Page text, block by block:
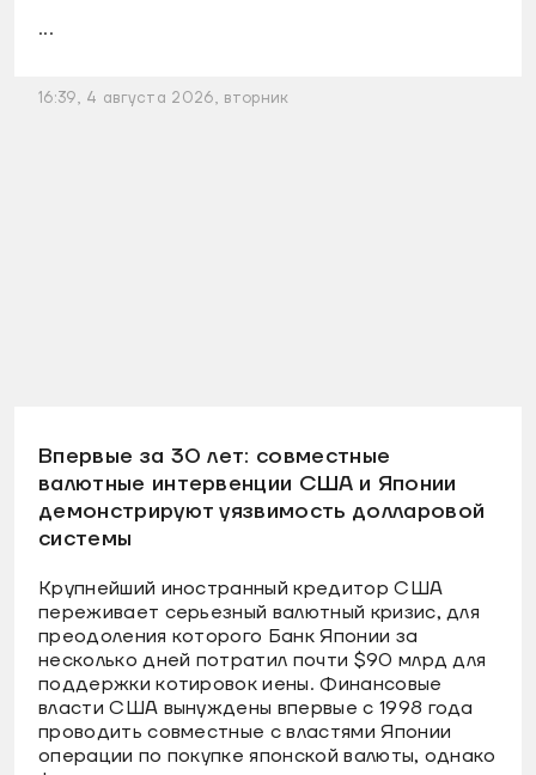
...
16:39, 4 августа 2026, вторник
Впервые за 30 лет: совместные
валютные интервенции США и Японии
демонстрируют уязвимость долларовой
системы
Крупнейший иностранный кредитор США
переживает серьезный валютный кризис, для
преодоления которого Банк Японии за
несколько дней потратил почти $90 млрд для
поддержки котировок иены. Финансовые
власти США вынуждены впервые с 1998 года
проводить совместные с властями Японии
операции по покупке японской валюты, однако